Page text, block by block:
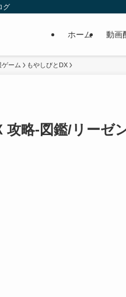
グ
ホーム 動画
ゲーム もやしびとDX
攻略-図鑑/リーゼ